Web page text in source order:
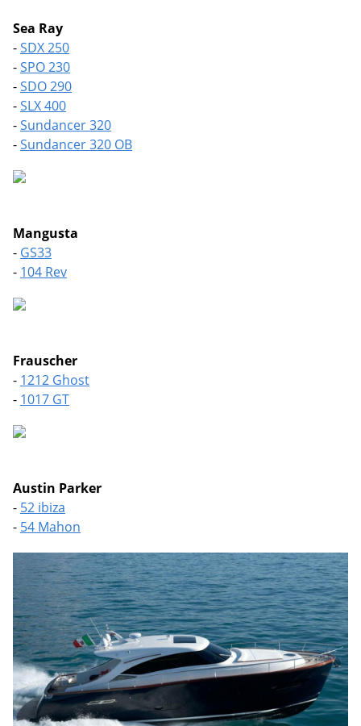
Sea Ray
-SDX 250
-SPO 230
-SDO 290
-SLX 400
-Sundancer 320
-Sundancer 320 OB
Mangusta
- GS33
- 104 Rev
Frauscher
- 1212 Ghost
- 1017 GT
Austin Parker
- 52 ibiza
- 54 Mahon